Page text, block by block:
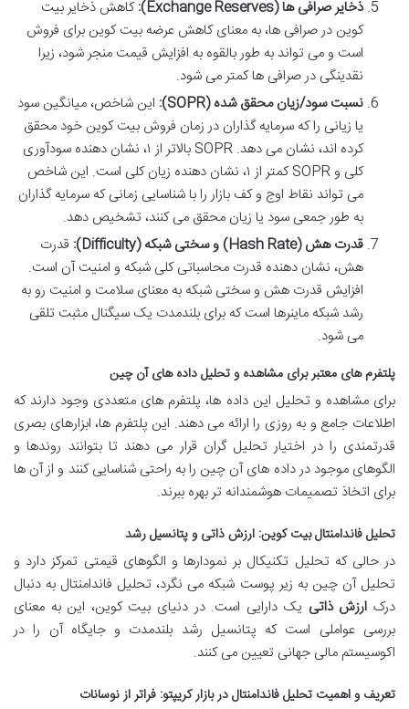
ذخایر صرافی ها (Exchange Reserves):
کاهش ذخایر بیت
کوین در صرافی ها، به معنای کاهش عرضه بیت کوین برای فروش
است و می تواند به طور بالقوه به افزایش قیمت منجر شود، زیرا
نقدینگی در صرافی ها کمتر می شود.
نسبت سود/زیان محقق شده (SOPR):
این شاخص، میانگین سود
یا زیانی را که سرمایه گذاران در زمان فروش بیت کوین خود محقق
کرده اند، نشان می دهد. SOPR بالاتر از ۱، نشان دهنده سودآوری
کلی و SOPR کمتر از ۱، نشان دهنده زیان کلی است. این شاخص
می تواند نقاط اوج و کف بازار را با شناسایی زمانی که سرمایه گذاران
به طور جمعی سود یا زیان محقق می کنند، تشخیص دهد.
قدرت هش (Hash Rate) و سختی شبکه (Difficulty):
قدرت
هش، نشان دهنده قدرت محاسباتی کلی شبکه و امنیت آن است.
افزایش قدرت هش و سختی شبکه به معنای سلامت و امنیت رو به
رشد شبکه ماینرها است که برای بلندمدت یک سیگنال مثبت تلقی
می شود.
پلتفرم های معتبر برای مشاهده و تحلیل داده های آن چین
برای مشاهده و تحلیل این داده ها، پلتفرم های متعددی وجود دارند که
اطلاعات جامع و به روزی را ارائه می دهند. این پلتفرم ها، ابزارهای بصری
قدرتمندی را در اختیار تحلیل گران قرار می دهند تا بتوانند روندها و
الگوهای موجود در داده های آن چین را به راحتی شناسایی کنند و از آن ها
برای اتخاذ تصمیمات هوشمندانه تر بهره ببرند.
تحلیل فاندامنتال بیت کوین: ارزش ذاتی و پتانسیل رشد
در حالی که تحلیل تکنیکال بر نمودارها و الگوهای قیمتی تمرکز دارد و
تحلیل آن چین به زیر پوست شبکه می نگرد، تحلیل فاندامنتال به دنبال
درک ارزش ذاتی یک دارایی است. در دنیای بیت کوین، این به معنای
بررسی عواملی است که پتانسیل رشد بلندمدت و جایگاه آن را در
اکوسیستم مالی جهانی تعیین می کنند.
تعریف و اهمیت تحلیل فاندامنتال در بازار کریپتو: فراتر از نوسانات